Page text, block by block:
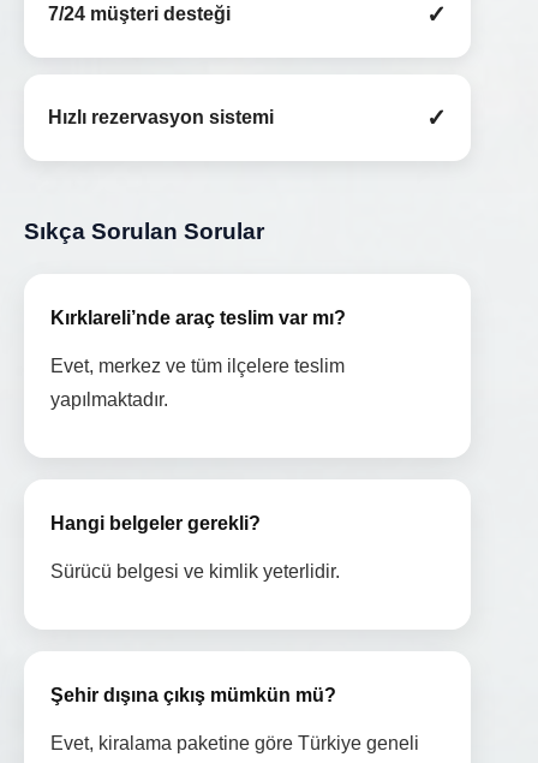
7/24 müşteri desteği ✓
Hızlı rezervasyon sistemi ✓
Sıkça Sorulan Sorular
Kırklareli’nde araç teslim var mı?
Evet, merkez ve tüm ilçelere teslim
yapılmaktadır.
Hangi belgeler gerekli?
Sürücü belgesi ve kimlik yeterlidir.
Şehir dışına çıkış mümkün mü?
Evet, kiralama paketine göre Türkiye geneli